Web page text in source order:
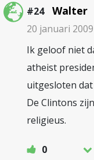
#24 Walter
20 januari
Ik geloof niet
atheist
uitgesloten
De Clintons
religieus.
0